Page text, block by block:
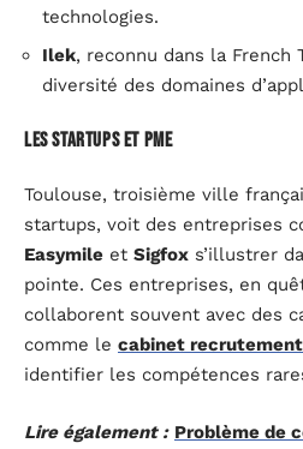
technologies.
Ilek, reconnu dans la French
diversité des domaines
Les startups et PME
Toulouse, troisième ville
startups, voit des entreprises
Easymile et Sigfox s’illustrer
pointe. Ces entreprises, en
collaborent souvent avec des
comme le cabinet
identifier les compétences
Lire également : Problème de